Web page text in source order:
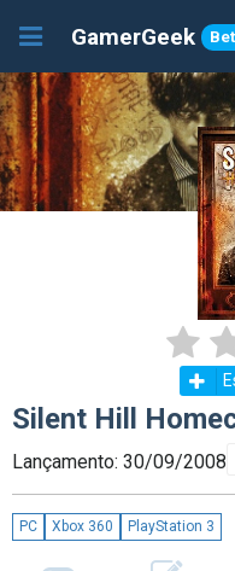
GamerGeek
Silent Hill
Lançamento: 30/09/2008
PC Xbox 360 PlayStation 3